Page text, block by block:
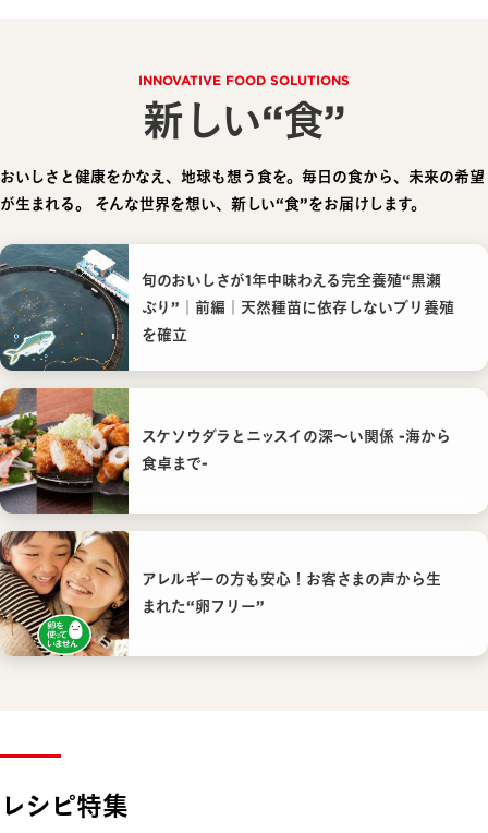
INNOVATIVE FOOD SOLUTIONS
新しい“食”
おいしさと健康をかなえ、地球も想う食を。毎日の食から、未来の希望
が生まれる。
そんな世界を想い、新しい“食”をお届けします。
旬のおいしさが1年中味わえる完全養殖“黒瀬
ぶり”｜前編｜天然種苗に依存しないブリ養殖
を確立
スケソウダラとニッスイの深〜い関係 -海から
食卓まで-
アレルギーの方も安心！お客さまの声から生
まれた“卵フリー”
レシピ特集